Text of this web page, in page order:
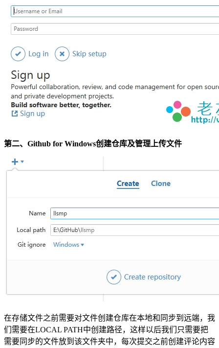
第二、Github for Windows创建仓库及管理上传文件
在存储文件之前需要对文件创建仓库在本地和同步到远端，我
们需要在LOCAL PATH中创建路径，这样以后我们只需要把
需要同步的文件放到该文件夹中，每次提交之前创建评论内容